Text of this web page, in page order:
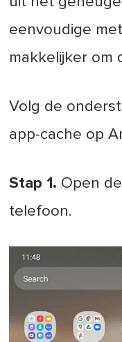
eenvoudige
makkelijker om
Volg de
app-cache op
Stap 1. Open
telefoon.